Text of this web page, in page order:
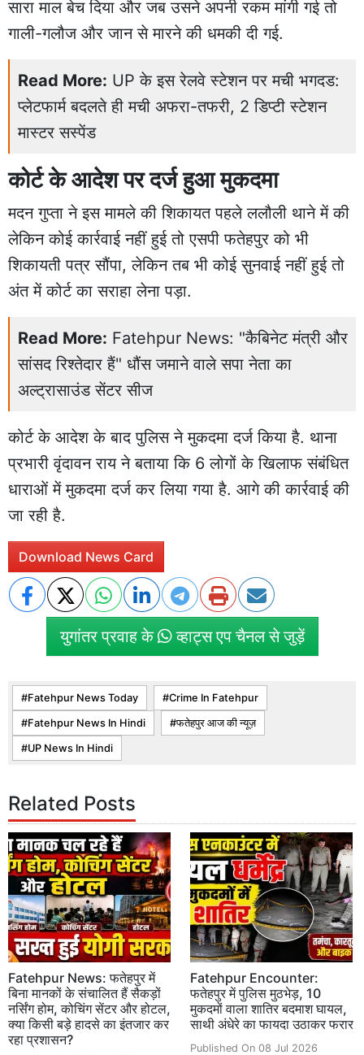
सारा माल बेच दिया और जब उसने अपनी रकम मांगी गई तो
गाली-गलौज और जान से मारने की धमकी दी गई.
Read More: UP के इस रेलवे स्टेशन पर मची भगदड:
प्लेटफार्म बदलते ही मची अफरा-तफरी, 2 डिप्टी स्टेशन
मास्टर सस्पेंड
कोर्ट के आदेश पर दर्ज हुआ मुकदमा
मदन गुप्ता ने इस मामले की शिकायत पहले ललौली थाने में की
लेकिन कोई कार्रवाई नहीं हुई तो एसपी फतेहपुर को भी
शिकायती पत्र सौंपा, लेकिन तब भी कोई सुनवाई नहीं हुई तो
अंत में कोर्ट का सराहा लेना पड़ा.
Read More: Fatehpur News: "कैबिनेट मंत्री और
सांसद रिश्तेदार हैं" धौंस जमाने वाले सपा नेता का
अल्ट्रासाउंड सेंटर सीज
कोर्ट के आदेश के बाद पुलिस ने मुकदमा दर्ज किया है. थाना
प्रभारी वृंदावन राय ने बताया कि 6 लोगों के खिलाफ संबंधित
धाराओं में मुकदमा दर्ज कर लिया गया है. आगे की कार्रवाई की
जा रही है.
Download News Card
युगांतर प्रवाह के व्हाट्स एप चैनल से जुड़ें
Fatehpur News Today Crime In Fatehpur
Fatehpur News In Hindi फतेहपुर आज की न्यूज़
UP News In Hindi
Related Posts
Fatehpur News: फतेहपुर में
बिना मानकों के संचालित हैं सैकड़ों
नर्सिंग होम, कोचिंग सेंटर और होटल,
क्या किसी बड़े हादसे का इंतजार कर
रहा प्रशासन?
Fatehpur Encounter:
फतेहपुर में पुलिस मुठभेड़, 10
मुकदमों वाला शातिर बदमाश घायल,
साथी अंधेरे का फायदा उठाकर फरार
Published On 08 Jul 2026